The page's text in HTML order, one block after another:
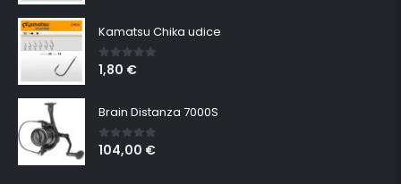
Kamatsu Chika udice
0 out of 5
1,80 €
Brain Distanza 7000S
0out of 5
104,00 €